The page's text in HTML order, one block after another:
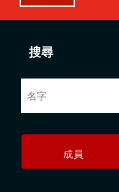
搜尋
成員